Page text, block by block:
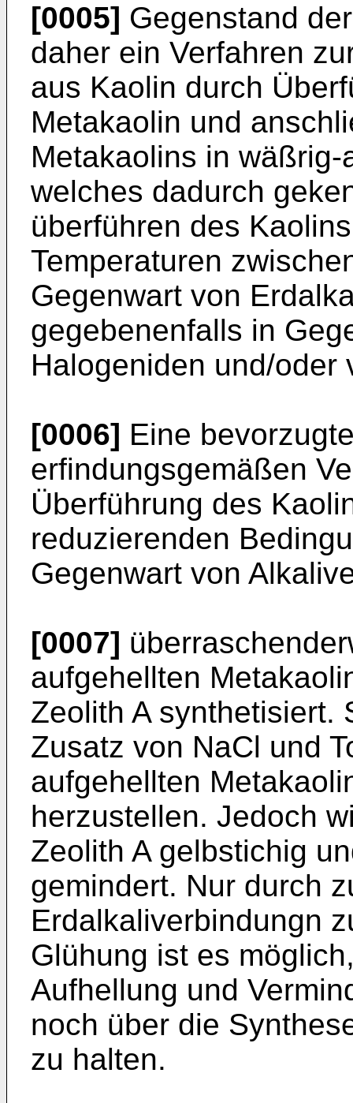
[0005] Gegenstand
daher ein Verfahren
aus Kaolin durch
Metakaolin und
Metakaolins in
welches dadurch
überführen des
Temperaturen
Gegenwart von
gegebenenfalls in
Halogeniden und/oder
[0006] Eine
erfindungsgemäßen
Überführung des
reduzierenden
Gegenwart von
[0007]
aufgehellten
Zeolith A synthetisiert.
Zusatz von NaCl und
aufgehellten
herzustellen. Jedoch
Zeolith A gelbstichig
gemindert. Nur durch
Erdalkaliverbindungn
Glühung ist es
Aufhellung und
noch über die
zu halten.